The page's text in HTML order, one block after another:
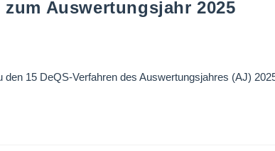
Auswertungsjahr 2025
15 DeQS-Verfahren des Auswertungsjahres (AJ)